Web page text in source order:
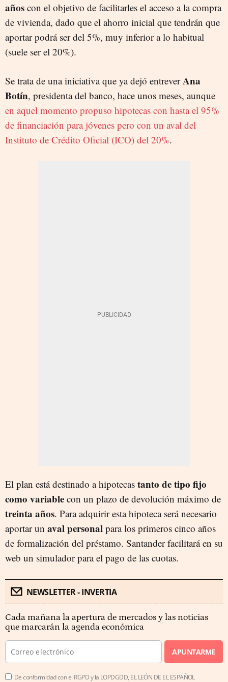
años con el objetivo de facilitarles el acceso a la compra
de vivienda, dado que el ahorro inicial que tendrán que
aportar podrá ser del 5%, muy inferior a lo habitual
(suele ser el 20%).
Se trata de una iniciativa que ya dejó entreverAna
Botín, presidenta del banco, hace unos meses, aunque
en aquel momento propuso hipotecas con hasta el 95%
de financiación para jóvenes pero con un aval del
Instituto de Crédito Oficial (ICO) del 20%.
El plan está destinado a hipotecas tanto de tipo fijo
como variable con un plazo de devolución máximo de
treinta años. Para adquirir esta hipoteca será necesario
aportar un aval personal para los primeros cinco años
de formalización del préstamo. Santander facilitará en su
web un simulador para el pago de las cuotas.
NEWSLETTER - INVERTIA
Cada mañana la apertura de mercados y las noticias
que marcarán la agenda económica
APUNTARME
De conformidad con el RGPD y la LOPDGDD, EL LEÓN DE EL ESPAÑOL